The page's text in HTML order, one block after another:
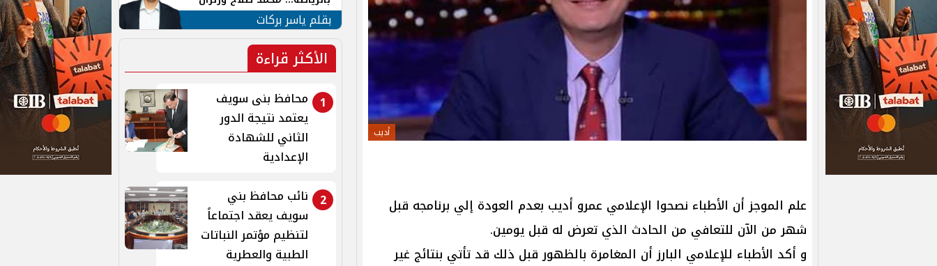
أديب
علم الموجز أن الأطباء نصحوا الإعلامي عمرو أديب بعدم العودة إلي برنامجه قبل
شهر من الآن للتعافي من الحادث الذي تعرض له قبل يومين.
و أكد الأطباء للإعلامي البارز أن المغامرة بالظهور قبل ذلك قد تأتي بنتائج غير
الهوية في الشارع التركي
بقلم ياسر بركات
الأكثر قراءة
1
محافظ بنى سويف
يعتمد نتيجة الدور
الثاني للشهادة
الإعدادية
2
نائب محافظ بني
سويف يعقد اجتماعاً
لتنظيم مؤتمر النباتات
الطبية والعطرية